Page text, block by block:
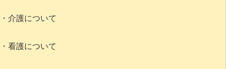
・介護について
・看護について